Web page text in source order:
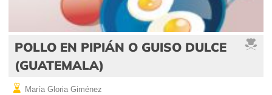
POLLO EN PIPIÁN O GUISO DULCE
(GUATEMALA)
María Gloria Giménez